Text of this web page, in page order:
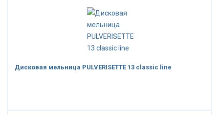
Дисковая мельница PULVERISETTE 13 classic line